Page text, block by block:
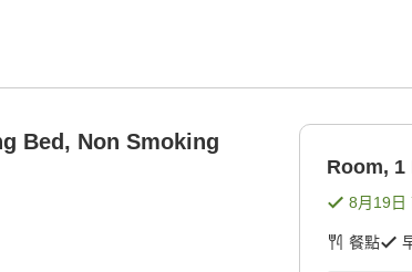
Bed, Non Smoking
Room,
8月19日
餐點